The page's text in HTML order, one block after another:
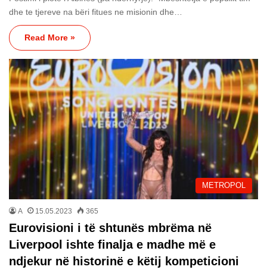
dhe te tjereve na bëri fitues ne misionin dhe…
Read More »
METROPOL
A 15.05.2023 365
Eurovisioni i të shtunës mbrëma në
Liverpool ishte finalja e madhe më e
ndjekur në historinë e këtij kompeticioni